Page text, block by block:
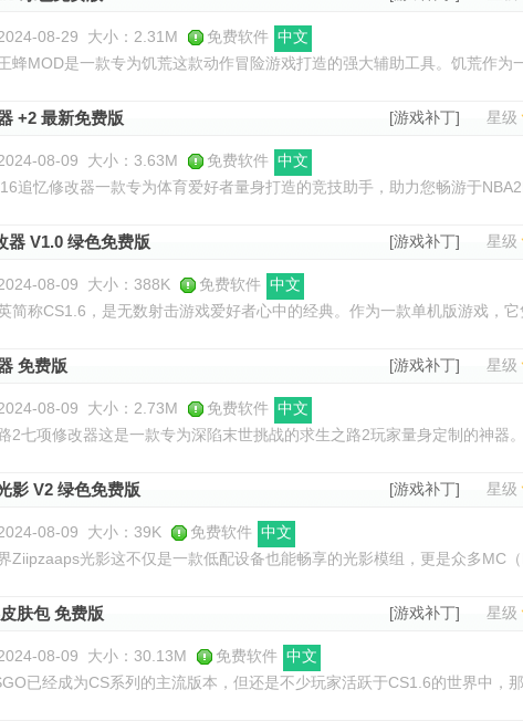
08-29 大小：2.31M 免费软件 中文
MOD是一款专为饥荒这款动作冒险游戏打造的强大辅助工具。饥荒作为
+2 最新免费版 [游戏补丁] 星级
08-09 大小：3.63M 免费软件 中文
忆修改器一款专为体育爱好者量身打造的竞技助手，助力您畅游于
器 V1.0 绿色免费版 [游戏补丁] 星级
08-09 大小：388K 免费软件 中文
称CS1.6，是无数射击游戏爱好者心中的经典。作为一款单机版游戏，它
免费版 [游戏补丁] 星级
08-09 大小：2.73M 免费软件 中文
项修改器这是一款专为深陷末世挑战的求生之路2玩家量身定制的神器
影 V2 绿色免费版 [游戏补丁] 星级
08-09 大小：39K 免费软件 中文
光影这不仅是一款低配设备也能畅享的光影模组，更是众多MC
肤包 免费版 [游戏补丁] 星级
08-09 大小：30.13M 免费软件 中文
已经成为CS系列的主流版本，但还是不少玩家活跃于CS1.6的世界中，